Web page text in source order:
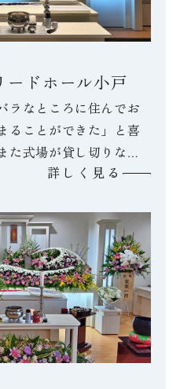
ードホール小戸
ラなところに住んでお
ることができた」と喜
た式場が貸し切りなこ
話されたそうです。故
とで、それを今回の葬
様が言っておられまし
詳しく見る